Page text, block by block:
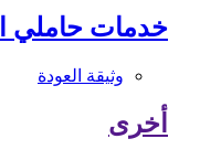
خدمات حاملي
وثيقة العودة
أخرى